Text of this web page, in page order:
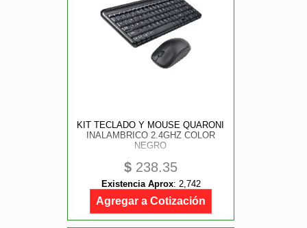
KIT TECLADO Y MOUSE QUARONI
INALAMBRICO 2.4GHZ COLOR
NEGRO
$ 238.35
Existencia Aprox: 2,742
Agregar a Cotización